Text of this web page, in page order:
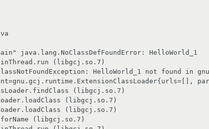
java.lang.NoClassDefFoundError: HelloWorld_1
HelloWorld_1 not found in